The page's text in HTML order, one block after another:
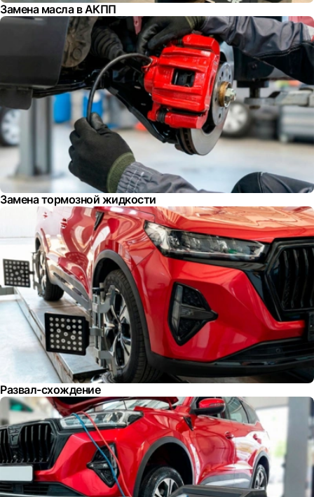
Замена масла в АКПП
Замена тормозной жидкости
Развал-схождение